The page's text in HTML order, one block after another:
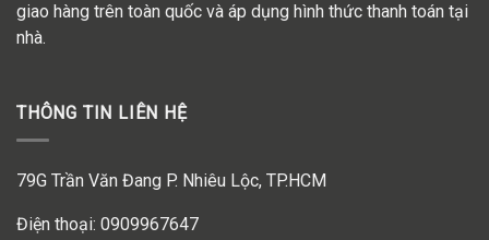
giao hàng trên toàn quốc và áp dụng hình thức thanh toán tại
nhà.
THÔNG TIN LIÊN HỆ
79G Trần Văn Đang P. Nhiêu Lộc, TP.HCM
Điện thoại: 0909967647